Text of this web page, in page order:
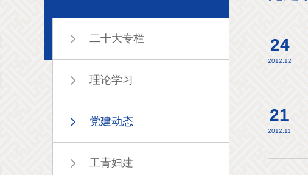
二十大专栏
理论学习
党建动态
工青妇建
24
2012.12
21
2012.11